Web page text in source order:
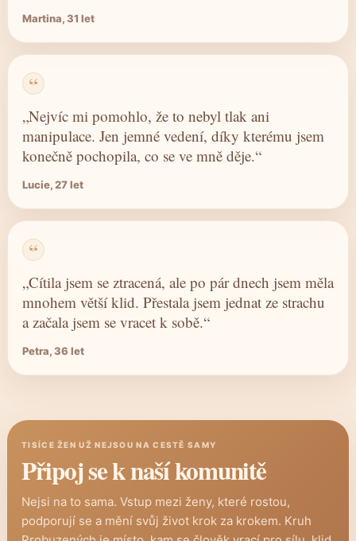
Martina, 31 let
„Nejvíc mi pomohlo, že to nebyl tlak ani
manipulace. Jen jemné vedení, díky kterému jsem
konečně pochopila, co se ve mně děje.“
Lucie, 27 let
„Cítila jsem se ztracená, ale po pár dnech jsem měla
mnohem větší klid. Přestala jsem jednat ze strachu
a začala jsem se vracet k sobě.“
Petra, 36 let
TISÍCE ŽEN UŽ NEJSOU NA CESTĚ SAMY
Připoj se k naší komunitě
Nejsi na to sama. Vstup mezi ženy, které rostou,
podporují se a mění svůj život krok za krokem. Kruh